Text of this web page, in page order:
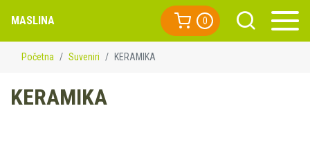
MASLINA 0
Početna Suveniri KERAMIKA
KERAMIKA